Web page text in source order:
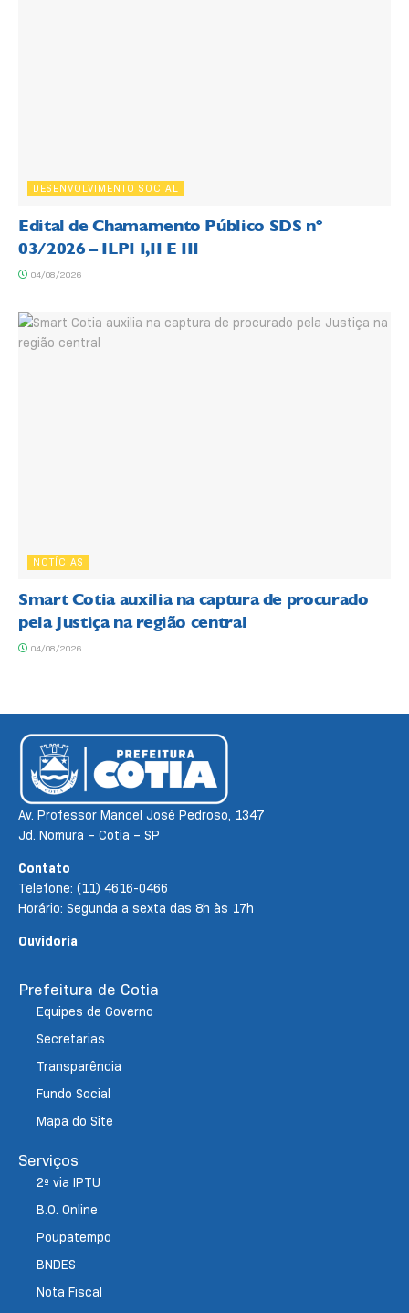
DESENVOLVIMENTO SOCIAL
Edital de Chamamento Público SDS nº
03/2026 – ILPI I,II E III
04/08/2026
NOTÍCIAS
Smart Cotia auxilia na captura de procurado
pela Justiça na região central
04/08/2026
Av. Professor Manoel José Pedroso, 1347
Jd. Nomura – Cotia – SP
Contato
Telefone: (11) 4616-0466
Horário: Segunda a sexta das 8h às 17h
Ouvidoria
Prefeitura de Cotia
Equipes de Governo
Secretarias
Transparência
Fundo Social
Mapa do Site
Serviços
2ª via IPTU
B.O. Online
Poupatempo
BNDES
Nota Fiscal